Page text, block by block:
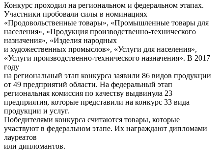
Конкурс проходил на региональном и федеральном этапах.
Участники пробовали силы в номинациях
«Продовольственные товары», «Промышленные товары для
населения», «Продукция производственно-технического
назначения», «Изделия народных
и художественных промыслов», «Услуги для населения»,
«Услуги производственно-технического назначения». В 2017
году
на региональный этап конкурса заявили 86 видов продукции
от 49 предприятий области. На федеральный этап
региональная комиссия по качеству выдвинула 23
предприятия, которые представили на конкурс 33 вида
продукции и услуг.
Победителями конкурса считаются товары, которые
участвуют в федеральном этапе. Их награждают дипломами
лауреатов
или дипломантов.